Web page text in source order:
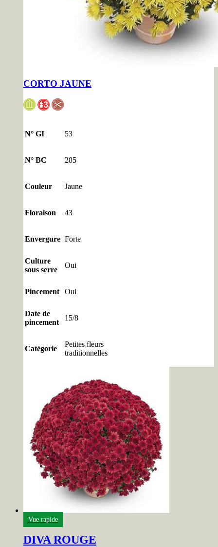
CORTO JAUNE
N° GI 53
N° BC 285
Couleur Jaune
Floraison 43
Envergure Forte
Culture
sous serre
Oui
Pincement Oui
Date de
pincement
15/8
Catégorie
Petites fleurs
traditionnelles
Vue rapide
DIVA ROUGE